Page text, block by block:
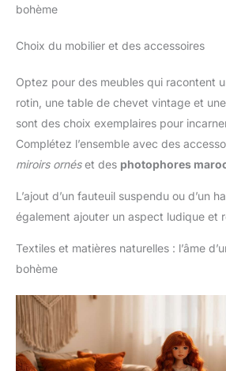
bohème
Choix du mobilier et des accessoires
Optez pour des meubles qui racontent
rotin, une table de chevet vintage et
sont des choix exemplaires pour
Complétez l’ensemble avec des
miroirs ornéset des photophores
L’ajout d’un fauteuil suspendu ou d’un
également ajouter un aspect ludique et
Textiles et matières naturelles : l’âme
bohème